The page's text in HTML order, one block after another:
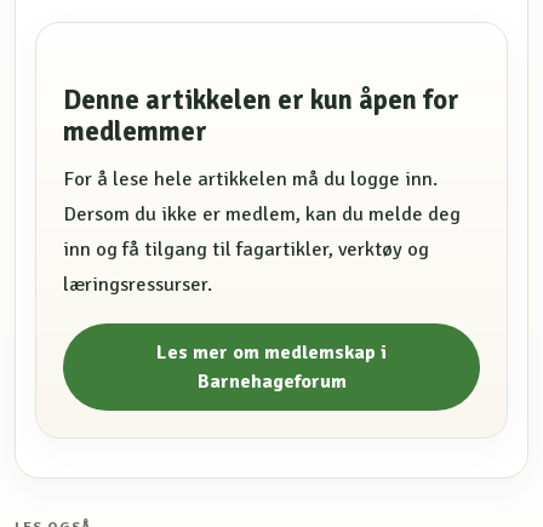
Denne artikkelen er kun åpen for
medlemmer
For å lese hele artikkelen må du logge inn.
Dersom du ikke er medlem, kan du melde deg
inn og få tilgang til fagartikler, verktøy og
læringsressurser.
Les mer om medlemskap i
Barnehageforum